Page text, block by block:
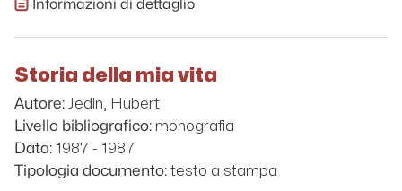
Informazioni di dettaglio
Storia della mia vita
Autore: Jedin, Hubert
Livello bibliografico: monografia
Data: 1987 - 1987
Tipologia documento: testo a stampa